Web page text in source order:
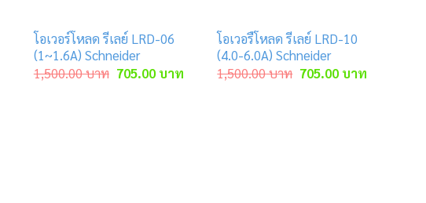
Current
โอเวอร์โหลด รีเลย์ LRD-06
(1~1.6A) Schneider
1,500.00บาท Original
price
705.00บาทCurrent
price
โอเวอรืโหลด รีเลย์ LRD-10
(4.0-6.0A) Schneider
1,500.00บาท Original
price
705.00 บาท